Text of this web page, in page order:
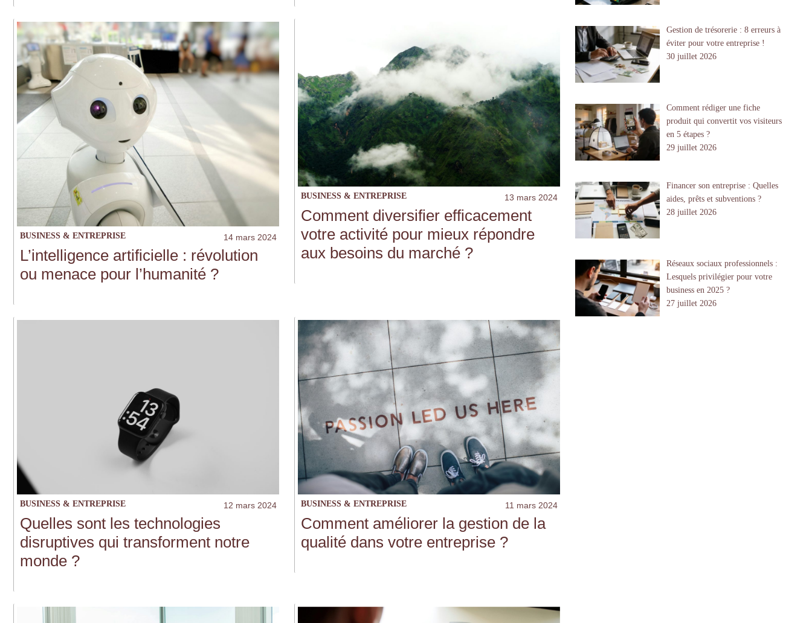
BUSINESS & ENTREPRISE 14 mars 2024
L’intelligence artificielle : révolution
ou menace pour l’humanité ?
BUSINESS & ENTREPRISE 13 mars 2024
Comment diversifier efficacement
votre activité pour mieux répondre
aux besoins du marché ?
BUSINESS & ENTREPRISE 12 mars 2024
Quelles sont les technologies
disruptives qui transforment notre
monde ?
BUSINESS & ENTREPRISE 11 mars 2024
Comment améliorer la gestion de la
qualité dans votre entreprise ?
Gestion de trésorerie : 8 erreurs à
éviter pour votre entreprise !
30 juillet 2026
Comment rédiger une fiche
produit qui convertit vos visiteurs
en 5 étapes ?
29 juillet 2026
Financer son entreprise : Quelles
aides, prêts et subventions ?
28 juillet 2026
Réseaux sociaux professionnels :
Lesquels privilégier pour votre
business en 2025 ?
27 juillet 2026